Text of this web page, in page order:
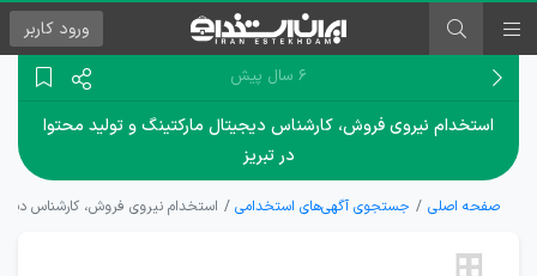
ورود کاربر
۶ سال پیش
استخدام نیروی فروش، کارشناس دیجیتال مارکتینگ و تولید محتوا
در تبریز
صفحه اصلی جستجوی آگهی‌های استخدامی استخدام نیروی فروش، کارشناس